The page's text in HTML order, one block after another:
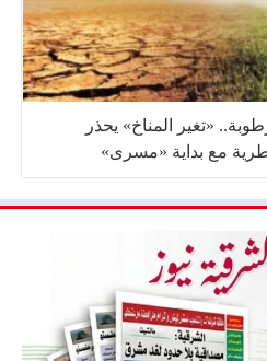
«تغير المناخ» يحذر
مع بداية «مسرى»